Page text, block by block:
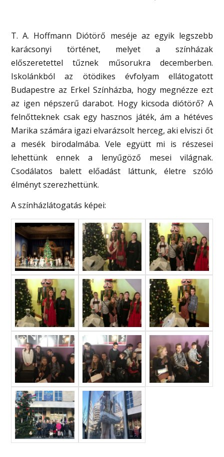
T. A. Hoffmann Diótörő meséje az egyik legszebb
karácsonyi történet, melyet a színházak
előszeretettel tűznek műsorukra decemberben.
Iskolánkból az ötödikes évfolyam ellátogatott
Budapestre az Erkel Színházba, hogy megnézze ezt
az igen népszerű darabot. Hogy kicsoda diótörő? A
felnőtteknek csak egy hasznos játék, ám a hétéves
Marika számára igazi elvarázsolt herceg, aki elviszi őt
a mesék birodalmába. Vele együtt mi is részesei
lehettünk ennek a lenyűgöző mesei világnak.
Csodálatos balett előadást láttunk, életre szóló
élményt szerezhettünk.
A színházlátogatás képei: